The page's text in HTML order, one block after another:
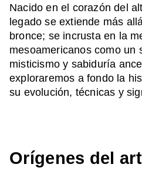
Nacido en el corazón del
legado se extiende más
bronce; se incrusta en la
mesoamericanos como un
misticismo y sabiduría
exploraremos a fondo la
su evolución, técnicas y
Orígenes del